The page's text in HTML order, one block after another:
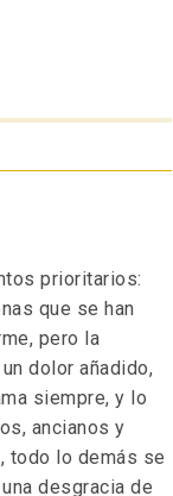
prioritarios:
que se han
pero la
dolor añadido,
siempre, y lo
ancianos y
todo lo demás se
desgracia de